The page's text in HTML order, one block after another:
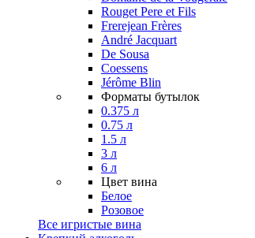
Rouget Pere et Fils
Frerejean Frères
André Jacquart
De Sousa
Coessens
Jérôme Blin
Форматы бутылок
0.375 л
0.75 л
1.5 л
3 л
6 л
Цвет вина
Белое
Розовое
Все игристые вина